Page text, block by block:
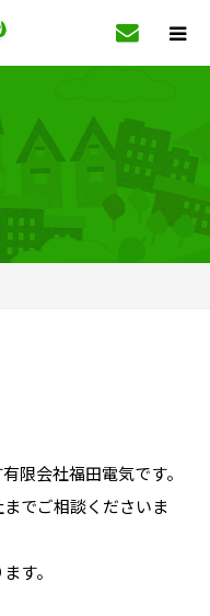
限会社福田電気です。
でご相談くださいま
す。